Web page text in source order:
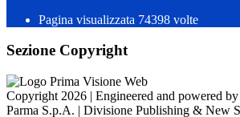
Pagina visualizzata 74398 volte
Sezione Copyright
Copyright 2026 | Engineered and powered
Parma S.p.A. | Divisione Publishing & New